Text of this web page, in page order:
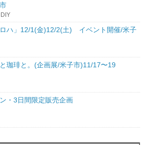
ロハ」12/1(金)12/2(土) イベント開催/米子
珈琲と。(企画展/米子市)11/17〜19
・3日間限定販売企画